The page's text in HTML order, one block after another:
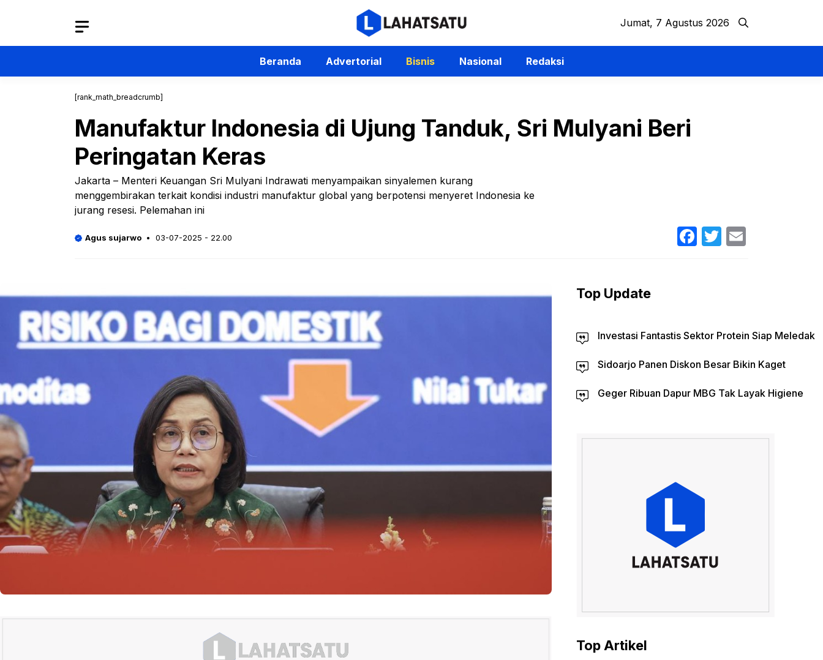
Jumat, 7 Agustus 2026
Beranda Advertorial Bisnis Nasional Redaksi
[rank_math_breadcrumb]
Manufaktur Indonesia di Ujung Tanduk, Sri Mulyani Beri
Peringatan Keras
Jakarta – Menteri Keuangan Sri Mulyani Indrawati menyampaikan sinyalemen kurang
menggembirakan terkait kondisi industri manufaktur global yang berpotensi menyeret Indonesia ke
jurang resesi. Pelemahan ini
Agus sujarwo 03-07-2025 - 22.00 Facebook
Twitter
Top Update
Investasi Fantastis Sektor Protein Siap Meledak
Sidoarjo Panen Diskon Besar Bikin Kaget
Geger Ribuan Dapur MBG Tak Layak Higiene
Top Artikel